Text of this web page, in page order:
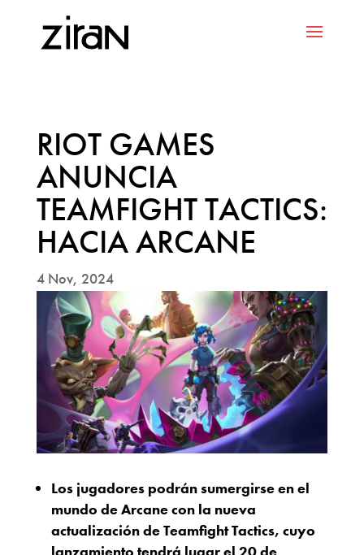
RIOT GAMES
ANUNCIA
TEAMFIGHT TACTICS:
HACIA ARCANE
4 Nov, 2024
Los jugadores podrán sumergirse en el
mundo de Arcane con la nueva
actualización de Teamfight Tactics, cuyo